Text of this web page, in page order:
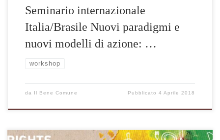
Seminario internazionale
Italia/Brasile Nuovi paradigmi e
nuovi modelli di azione: …
workshop
da Il Bene Comune Pubblicato4 Aprile 2018